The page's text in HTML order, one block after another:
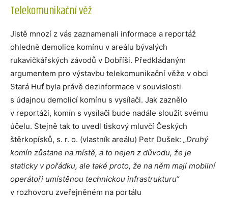
Telekomunikační věž
Jistě mnozí z vás zaznamenali informace a reportáž
ohledně demolice komínu v areálu bývalých
rukavičkářských závodů v Dobříši. Předkládaným
argumentem pro výstavbu telekomunikační věže v obci
Stará Huť byla právě dezinformace v souvislosti
s údajnou demolicí komínu s vysílači. Jak zaznělo
v reportáži, komín s vysílači bude nadále sloužit svému
účelu. Stejně tak to uvedl tiskový mluvčí Českých
štěrkopísků, s. r. o. (vlastník areálu) Petr Dušek: „Druhý
komín zůstane na místě, a to nejen z důvodu, že je
staticky v pořádku, ale také proto, že na něm mají mobilní
operátoři umístěnou technickou infrastrukturu“
v rozhovoru zveřejněném na portálu